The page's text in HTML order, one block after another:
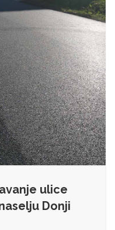
ulice
Donji